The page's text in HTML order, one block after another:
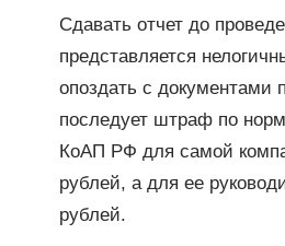
Сдавать отчет до
представляется
опоздать с документами
последует штраф по
КоАП РФ для самой
рублей, а для ее
рублей.